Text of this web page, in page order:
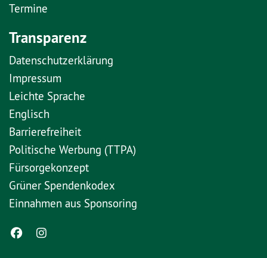
Termine
Transparenz
Datenschutzerklärung
Impressum
Leichte Sprache
Englisch
Barrierefreiheit
Politische Werbung (TTPA)
Fürsorgekonzept
Grüner Spendenkodex
Einnahmen aus Sponsoring